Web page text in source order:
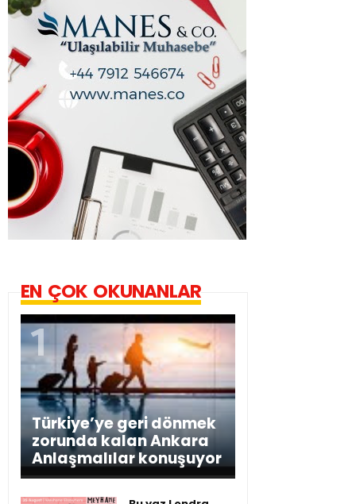
EN ÇOK OKUNANLAR
Türkiye’ye geri dönmek
zorunda kalan Ankara
Anlaşmalılar konuşuyor